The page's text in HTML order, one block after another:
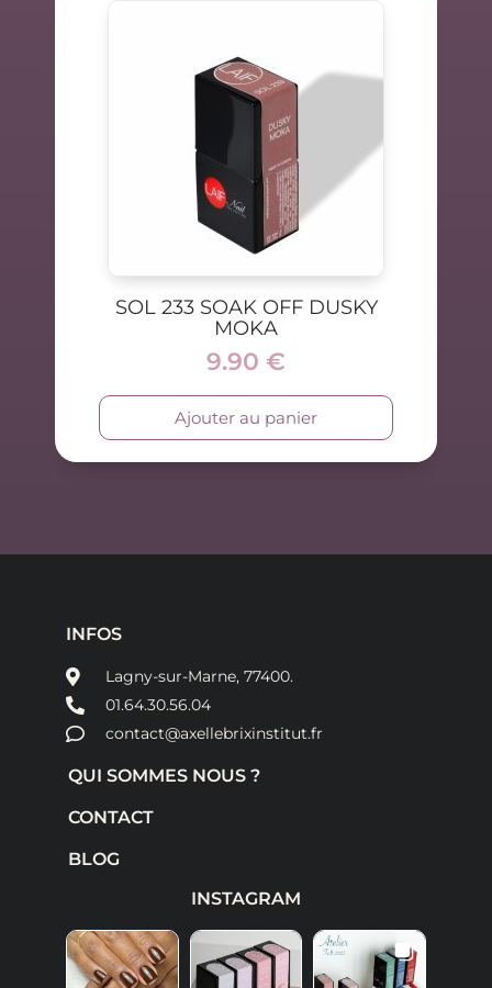
SOL 233 SOAK OFF DUSKY
MOKA
9.90 €
Ajouter au panier
INFOS
Lagny-sur-Marne, 77400.
01.64.30.56.04
contact@axellebrixinstitut.fr
QUI SOMMES NOUS ?
CONTACT
BLOG
INSTAGRAM